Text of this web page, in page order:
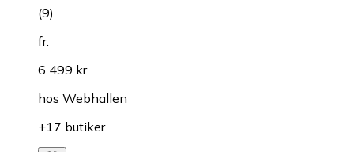
(9)
fr.
6 499 kr
hos Webhallen
+17 butiker